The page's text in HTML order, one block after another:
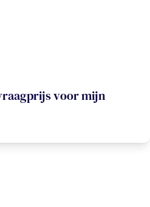
voor mijn